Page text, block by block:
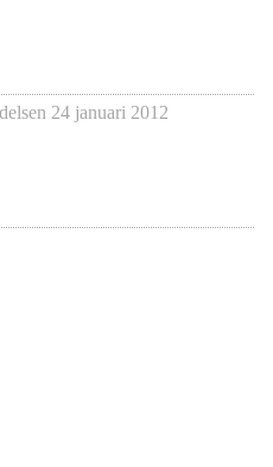
24 januari 2012